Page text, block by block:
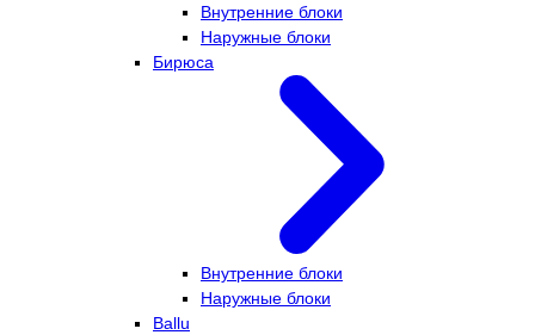
Внутренние блоки
Наружные блоки
Бирюса
Внутренние блоки
Наружные блоки
Ballu